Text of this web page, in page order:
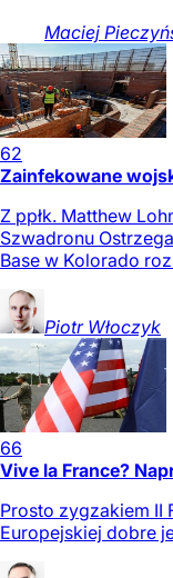
Maciej
62
Zainfekowane
Z ppłk. Matthew
Szwadronu
Base w Kolorado
Piotr Włoczyk
66
Vive la France?
Prosto zygzakiem II
Europejskiej dobre